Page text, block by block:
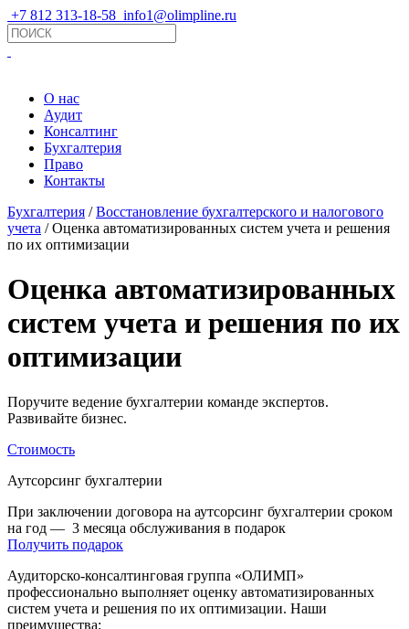
+7 812 313-18-58 info1@olimpline.ru
О нас
Аудит
Консалтинг
Бухгалтерия
Право
Контакты
Бухгалтерия /Восстановление бухгалтерского и налогового
учета / Оценка автоматизированных систем учета и решения
по их оптимизации
Оценка автоматизированных
систем учета и решения по их
оптимизации
Поручите ведение бухгалтерии команде экспертов.
Развивайте бизнес.
Стоимость
Аутсорсинг бухгалтерии
При заключении договора на аутсорсинг бухгалтерии сроком
на год — 3 месяца обслуживания в подарок
Получить подарок
Аудиторско-консалтинговая группа «ОЛИМП»
профессионально выполняет оценку автоматизированных
систем учета и решения по их оптимизации. Наши
преимущества: